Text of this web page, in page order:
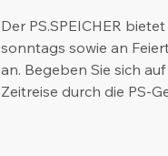
Der PS.SPEICHER
sonntags sowie an
an. Begeben Sie sich
Zeitreise durch die PS-